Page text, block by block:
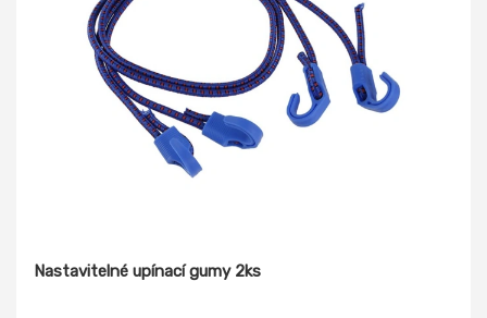
Nastavitelné upínací gumy 2ks